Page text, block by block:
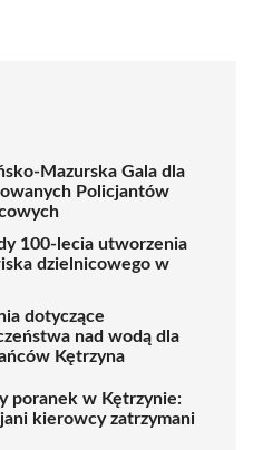
Mazurska Gala dla
Policjantów
100-lecia utworzenia
dzielnicowego w
dotyczące
nad wodą dla
Kętrzyna
poranek w Kętrzynie:
kierowcy zatrzymani